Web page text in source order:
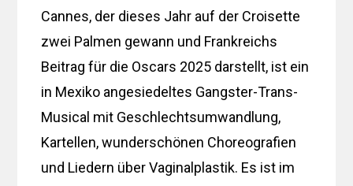
Cannes, der dieses Jahr auf der Croisette
zwei Palmen gewann und Frankreichs
Beitrag für die Oscars 2025 darstellt, ist ein
in Mexiko angesiedeltes Gangster-Trans-
Musical mit Geschlechtsumwandlung,
Kartellen, wunderschönen Choreografien
und Liedern über Vaginalplastik. Es ist im